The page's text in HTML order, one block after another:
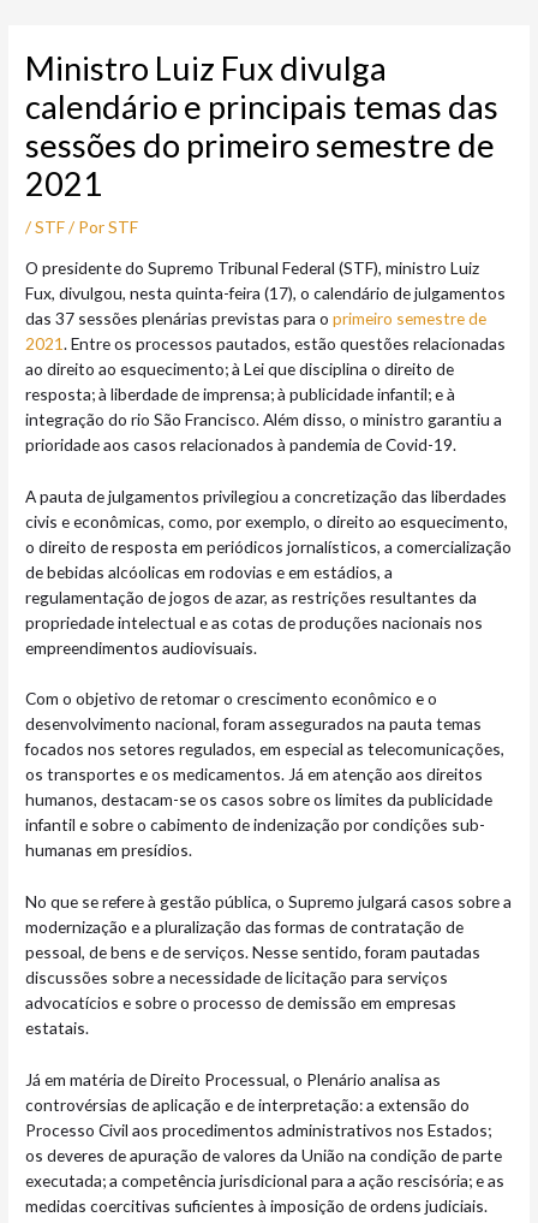
conteúdo
Ministro Luiz Fux divulga
calendário e principais temas das
sessões do primeiro semestre de
2021
/STF/ PorSTF
O presidente do Supremo Tribunal Federal (STF), ministro Luiz
Fux, divulgou, nesta quinta-feira (17), o calendário de julgamentos
das 37 sessões plenárias previstas para oprimeiro semestre de
2021. Entre os processos pautados, estão questões relacionadas
ao direito ao esquecimento; à Lei que disciplina o direito de
resposta; à liberdade de imprensa; à publicidade infantil; e à
integração do rio São Francisco. Além disso, o ministro garantiu a
prioridade aos casos relacionados à pandemia de Covid-19.
A pauta de julgamentos privilegiou a concretização das liberdades
civis e econômicas, como, por exemplo, o direito ao esquecimento,
o direito de resposta em periódicos jornalísticos, a comercialização
de bebidas alcóolicas em rodovias e em estádios, a
regulamentação de jogos de azar, as restrições resultantes da
propriedade intelectual e as cotas de produções nacionais nos
empreendimentos audiovisuais.
Com o objetivo de retomar o crescimento econômico e o
desenvolvimento nacional, foram assegurados na pauta temas
focados nos setores regulados, em especial as telecomunicações,
os transportes e os medicamentos. Já em atenção aos direitos
humanos, destacam-se os casos sobre os limites da publicidade
infantil e sobre o cabimento de indenização por condições sub-
humanas em presídios.
No que se refere à gestão pública, o Supremo julgará casos sobre a
modernização e a pluralização das formas de contratação de
pessoal, de bens e de serviços. Nesse sentido, foram pautadas
discussões sobre a necessidade de licitação para serviços
advocatícios e sobre o processo de demissão em empresas
estatais.
Já em matéria de Direito Processual, o Plenário analisa as
controvérsias de aplicação e de interpretação: a extensão do
Processo Civil aos procedimentos administrativos nos Estados;
os deveres de apuração de valores da União na condição de parte
executada; a competência jurisdicional para a ação rescisória; e as
medidas coercitivas suficientes à imposição de ordens judiciais.